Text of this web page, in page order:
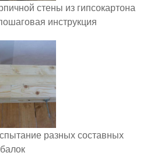
стены из гипсокартона
инструкция
разных составных
балок